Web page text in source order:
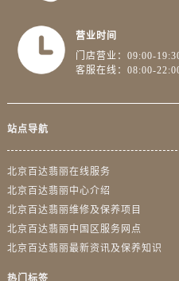
营业时间
门店营业：09:00-
客服在线：08:00-
站点导航
北京百达翡丽在线服务
北京百达翡丽中心介绍
北京百达翡丽维修及保养项目
北京百达翡丽中国区服务网点
北京百达翡丽最新资讯及保养知识
热门标签